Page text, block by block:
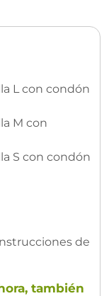
L con condón
M con
S con condón
de
también